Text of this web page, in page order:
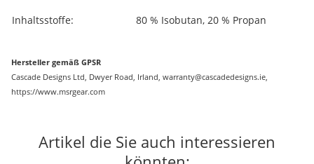
Inhaltsstoffe: 80 % Isobutan, 20 % Propan
Hersteller gemäß GPSR
Cascade Designs Ltd, Dwyer Road, Irland, warranty@cascadedesigns.ie,
https://www.msrgear.com
Artikel die Sie auch interessieren